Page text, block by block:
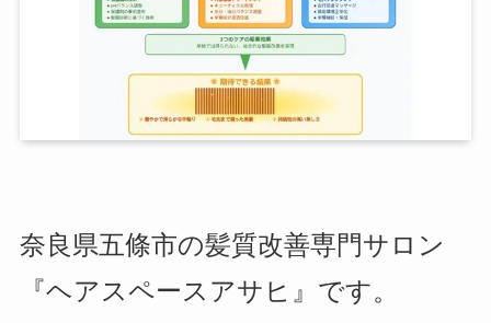
奈良県五條市の髪質改善専門サロン
『ヘアスペースアサヒ』です。